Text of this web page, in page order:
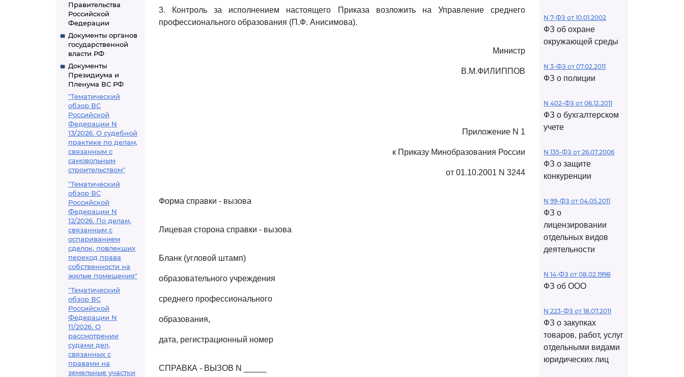
Правительства
Российской
Федерации
Документы органов
государственной
власти РФ
Документы
Президиума и
Пленума ВС РФ
"Тематический
обзор ВС
Российской
Федерации N
13/2026. О судебной
практике по делам,
связанным с
самовольным
строительством"
"Тематический
обзор ВС
Российской
Федерации N
12/2026. По делам,
связанным с
оспариванием
сделок, повлекших
переход права
собственности на
жилые помещения"
"Тематический
обзор ВС
Российской
Федерации N
11/2026. О
рассмотрении
судами дел,
связанных с
правами на
земельные участки
3. Контроль за исполнением настоящего Приказа возложить на Управление среднего
профессионального образования (П.Ф. Анисимова).
Министр
В.М.ФИЛИППОВ
Приложение N 1
к Приказу Минобразования России
от 01.10.2001 N 3244
Форма справки - вызова
Лицевая сторона справки - вызова
Бланк (угловой штамп)
образовательного учреждения
среднего профессионального
образования,
дата, регистрационный номер
СПРАВКА - ВЫЗОВ N _____
N 7-ФЗ от 10.01.2002
ФЗ об охране
окружающей среды
N 3-ФЗ от 07.02.2011
ФЗ о полиции
N 402-ФЗ от 06.12.2011
ФЗ о бухгалтерском
учете
N 135-ФЗ от 26.07.2006
ФЗ о защите
конкуренции
N 99-ФЗ от 04.05.2011
ФЗ о
лицензировании
отдельных видов
деятельности
N 14-ФЗ от 08.02.1998
ФЗ об ООО
N 223-ФЗ от 18.07.2011
ФЗ о закупках
товаров, работ, услуг
отдельными видами
юридических лиц